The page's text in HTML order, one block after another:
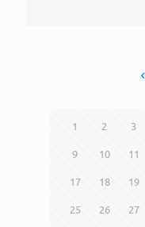
1 2 3
9 10 11
17 18 19
25 26 27